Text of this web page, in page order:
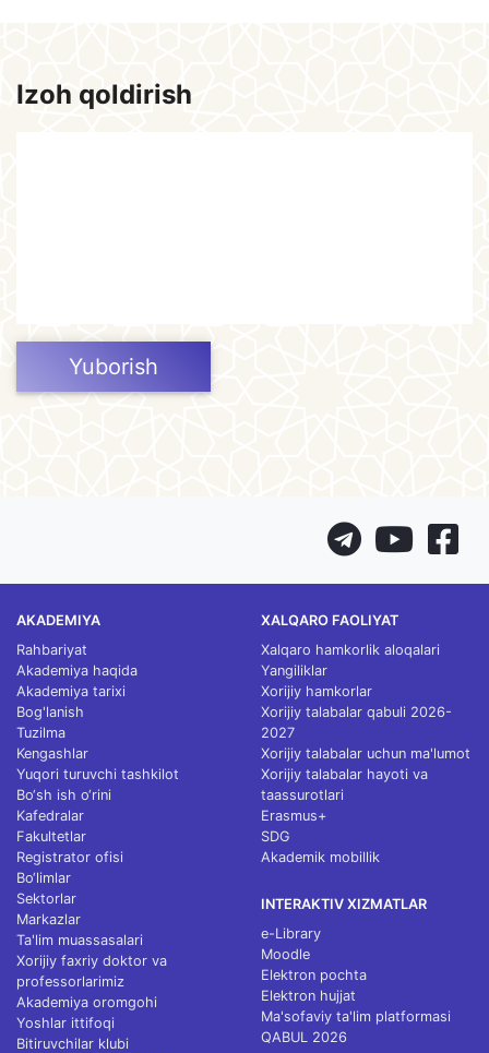
Izoh qoldirish
Yuborish
AKADEMIYA
Rahbariyat
Akademiya haqida
Akademiya tarixi
Bog'lanish
Tuzilma
Kengashlar
Yuqori turuvchi tashkilot
Bo‘sh ish o‘rini
Kafedralar
Fakultetlar
Registrator ofisi
Bo‘limlar
Sektorlar
Markazlar
Ta'lim muassasalari
Xorijiy faxriy doktor va
professorlarimiz
Akademiya oromgohi
Yoshlar ittifoqi
Bitiruvchilar klubi
XALQARO FAOLIYAT
Xalqaro hamkorlik aloqalari
Yangiliklar
Xorijiy hamkorlar
Xorijiy talabalar qabuli 2026-
2027
Xorijiy talabalar uchun ma'lumot
Xorijiy talabalar hayoti va
taassurotlari
Erasmus+
SDG
Akademik mobillik
INTERAKTIV XIZMATLAR
e-Library
Moodle
Elektron pochta
Elektron hujjat
Ma'sofaviy ta'lim platformasi
QABUL 2026